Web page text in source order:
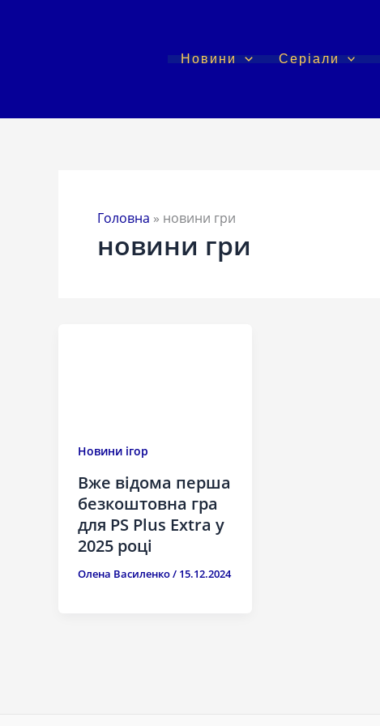
Новини Серіали
Головна » новини гри
новини гри
Новини ігор
Вже відома перша
безкоштовна гра
для PS Plus Extra у
2025 році
Олена Василенко/ 15.12.2024